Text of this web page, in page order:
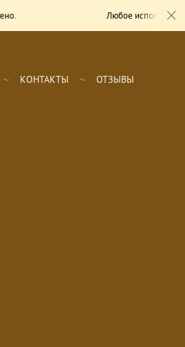
КОНТАКТЫ ОТЗЫВЫ
Любое